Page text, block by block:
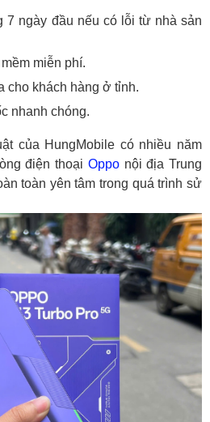
7 ngày đầu nếu có lỗi từ nhà sản
miễn phí.
cho khách hàng ở tỉnh.
nhanh chóng.
của HungMobile có nhiều năm
điện thoại Opponội địa Trung
toàn yên tâm trong quá trình sử